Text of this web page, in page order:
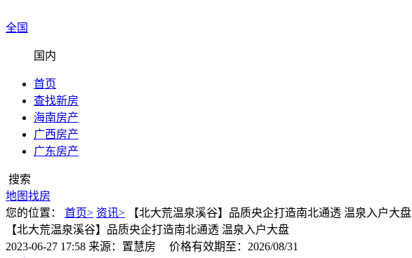
全国
国内
首页
查找新房
海南房产
广西房产
广东房产
搜索
地图找房
您的位置：
首页> 资讯>
【北大荒温泉溪谷】品质央企打造南北通透 温泉入户大盘
【北大荒温泉溪谷】品质央企打造南北通透 温泉入户大盘
2023-06-27 17:58 来源：置慧房
价格有效期至：2026/08/31